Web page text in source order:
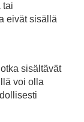
tai
eivät sisällä
sisältävät
voi olla